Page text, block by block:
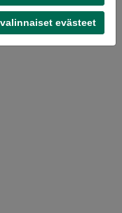
evästeet